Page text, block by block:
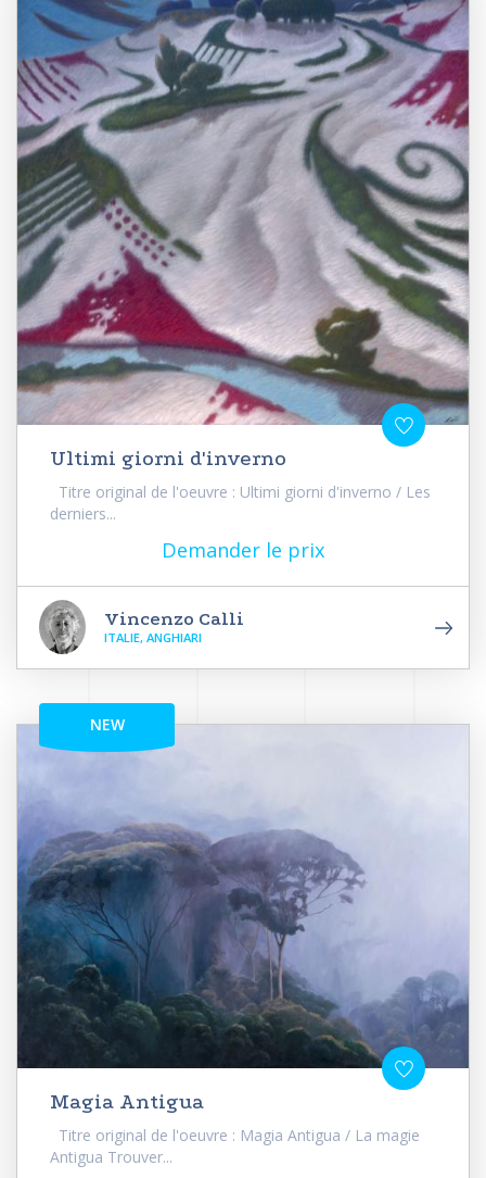
Ultimi giorni d'inverno
Titre original de l'oeuvre : Ultimi giorni d'inverno / Les
derniers...
Demander le prix
Vincenzo Calli
ITALIE, ANGHIARI
NEW
Magia Antigua
Titre original de l'oeuvre : Magia Antigua / La magie
Antigua Trouver...